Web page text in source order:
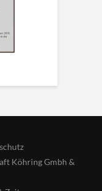
Köhring Gmbh &